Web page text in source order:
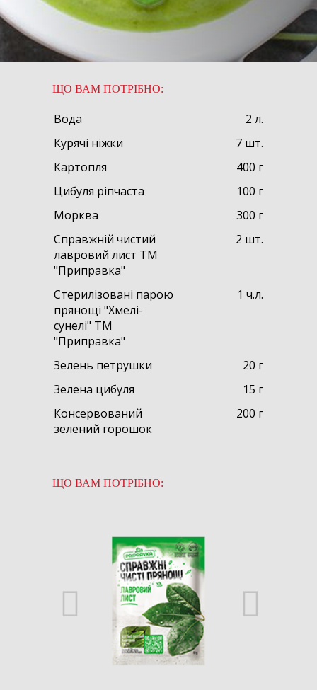
ЩО ВАМ ПОТРІБНО:
Вода
2 л.
Курячі ніжки
7 шт.
Картопля
400 г
Цибуля ріпчаста
100 г
Морква
300 г
Справжній чистий
лавровий лист ТМ
"Приправка"
2 шт.
Стерилізовані парою
прянощі "Хмелі-
сунелі" ТМ
"Приправка"
1 ч.л.
Зелень петрушки
20 г
Зелена цибуля
15 г
Консервований
зелений горошок
200 г
ЩО ВАМ ПОТРІБНО: